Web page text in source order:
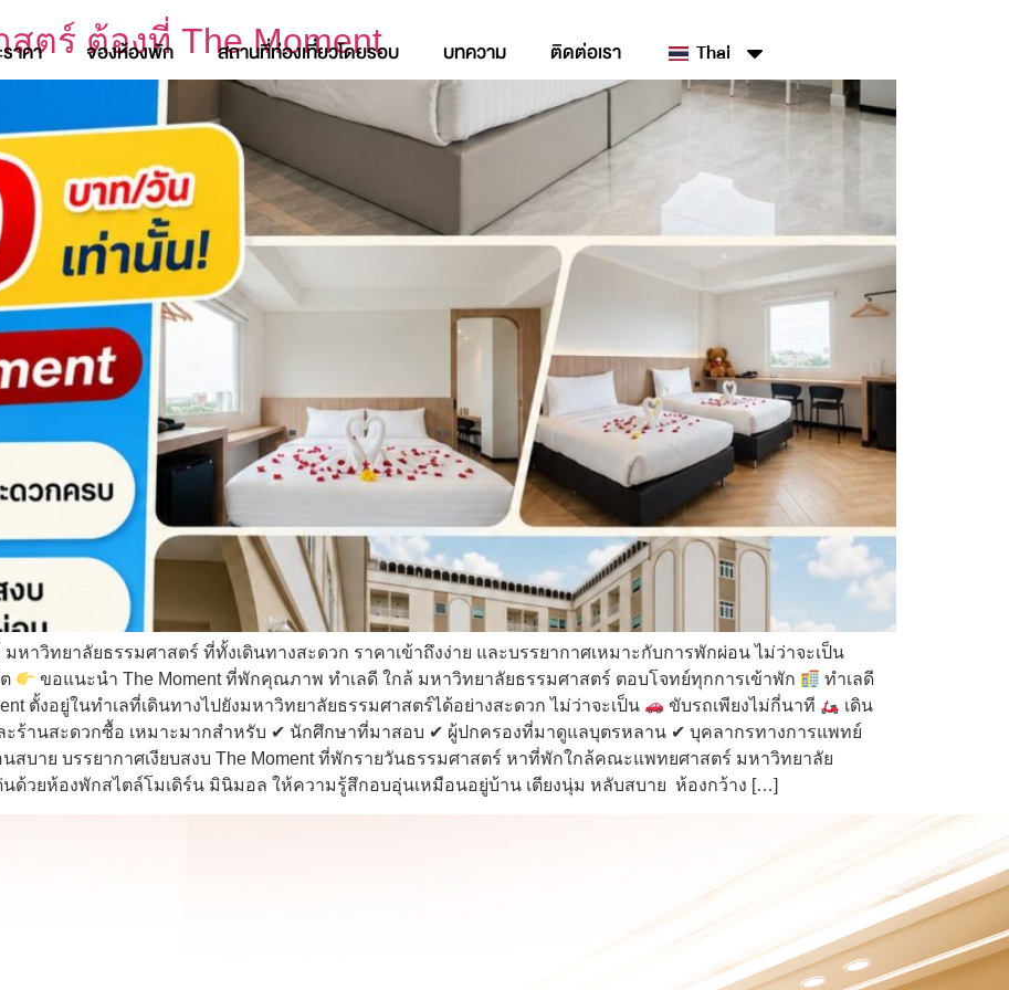
าคา จองห้องพัก สถานที่ท่องเที่ยวโดยรอบ บทความ ติดต่อเรา Thai
ตร์ ต้องที่ The Moment
วิทยาลัยธรรมศาสตร์ ที่ทั้งเดินทางสะดวก ราคาเข้าถึงง่าย และบรรยากาศเหมาะกับการพักผ่อน ไม่ว่าจะเป็น
ขอแนะนำ The Moment ที่พักคุณภาพ ทำเลดี ใกล้ มหาวิทยาลัยธรรมศาสตร์ ตอบโจทย์ทุกการเข้าพัก
ทำเลดี
ตั้งอยู่ในทำเลที่เดินทางไปยังมหาวิทยาลัยธรรมศาสตร์ได้อย่างสะดวก ไม่ว่าจะเป็น
ขับรถเพียงไม่กี่นาที
เดิน
ะร้านสะดวกซื้อ เหมาะมากสำหรับ ✔ นักศึกษาที่มาสอบ ✔ ผู้ปกครองที่มาดูแลบุตรหลาน ✔ บุคลากรทางการแพทย์
สบาย บรรยากาศเงียบสงบ The Moment ที่พักรายวันธรรมศาสตร์ หาที่พักใกล้คณะแพทยศาสตร์ มหาวิทยาลัย
ด้วยห้องพักสไตล์โมเดิร์น มินิมอล ให้ความรู้สึกอบอุ่นเหมือนอยู่บ้าน เตียงนุ่ม หลับสบาย ห้องกว้าง […]